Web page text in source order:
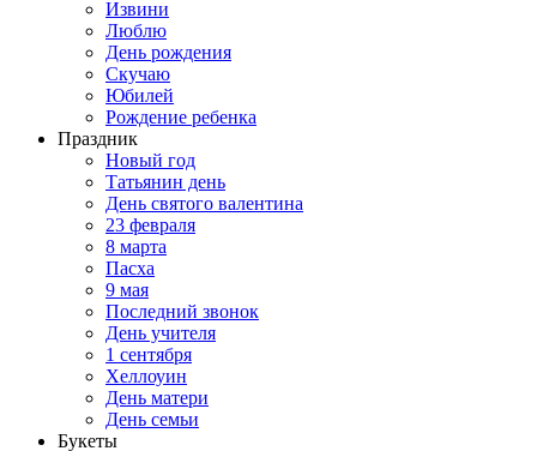
Извини
Люблю
День рождения
Скучаю
Юбилей
Рождение ребенка
Праздник
Новый год
Татьянин день
День святого валентина
23 февраля
8 марта
Пасха
9 мая
Последний звонок
День учителя
1 сентября
Хеллоуин
День матери
День семьи
Букеты